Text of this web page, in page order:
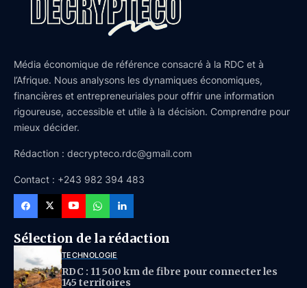
Média économique de référence consacré à la RDC et à
l’Afrique. Nous analysons les dynamiques économiques,
financières et entrepreneuriales pour offrir une information
rigoureuse, accessible et utile à la décision. Comprendre pour
mieux décider.
Rédaction : decrypteco.rdc@gmail.com
Contact : +243 982 394 483
Sélection de la rédaction
TECHNOLOGIE
RDC : 11 500 km de fibre pour connecter les
145 territoires